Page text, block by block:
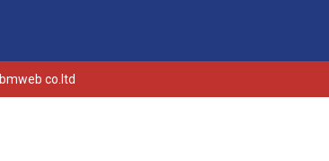
bmweb co.ltd